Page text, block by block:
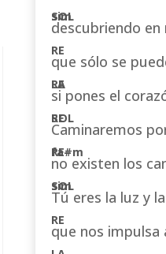
descubriendo
que sólo se
si pones el
Caminaremos
no existen los
Tú eres la luz y
que nos impulsa